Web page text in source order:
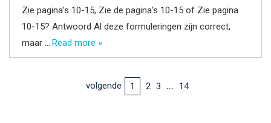
Zie pagina’s 10-15, Zie de pagina’s 10-15 of Zie pagina
10-15? Antwoord Al deze formuleringen zijn correct,
maar … Read more »
1 2 3 … 14
volgende